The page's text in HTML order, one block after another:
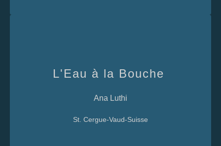
L'Eau à la Bouche
Ana Luthi
St. Cergue-Vaud-Suisse